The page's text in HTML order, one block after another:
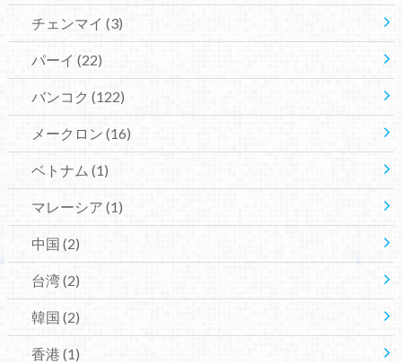
チェンマイ (3)
パーイ (22)
バンコク (122)
メークロン (16)
ベトナム (1)
マレーシア (1)
中国 (2)
台湾(2)
韓国 (2)
香港 (1)